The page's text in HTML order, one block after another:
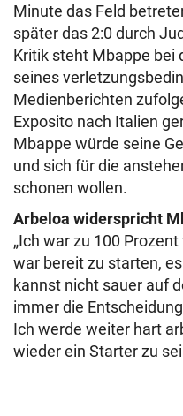
Minute das Feld
später das 2:0 durch
Kritik steht Mbappe bei
seines
Medienberichten
Exposito nach Italien
Mbappe würde seine
und sich für die
schonen wollen.
Arbeloa widerspricht
„Ich war zu 100
war bereit zu starten,
kannst nicht sauer auf
immer die
Ich werde weiter hart
wieder ein Starter zu